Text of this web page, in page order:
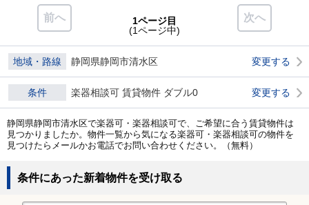
前へ 次へ
1ページ目
(1ページ中)
地域・路線 静岡県静岡市清水区 変更する
条件 楽器相談可 賃貸物件 ダブル0 変更する
静岡県静岡市清水区で楽器可・楽器相談可で、ご希望に合う賃貸物件は
見つかりましたか。物件一覧から気になる楽器可・楽器相談可の物件を
見つけたらメールかお電話でお問い合わせください。（無料）
条件にあった新着物件を受け取る